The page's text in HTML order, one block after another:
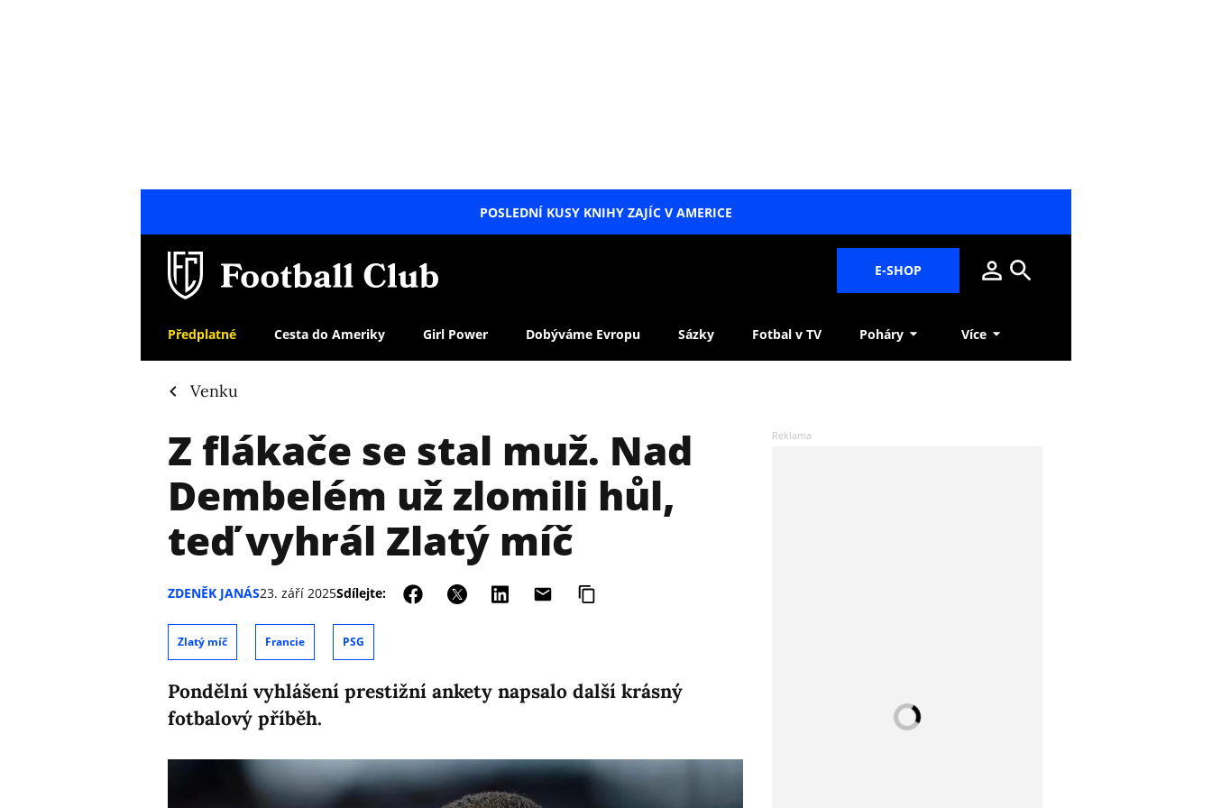
POSLEDNÍ KUSY KNIHY ZAJÍC V AMERICE
E-SHOP
Předplatné Cesta do Ameriky Girl Power Dobýváme Evropu Sázky Fotbal v TV Poháry Více
Venku
Z flákače se stal muž. Nad
Dembelém už zlomili hůl,
teď vyhrál Zlatý míč
ZDENĚK JANÁS23. září 2025Sdílejte:
Zlatý míč Francie PSG
Pondělní vyhlášení prestižní ankety napsalo další krásný
fotbalový příběh.